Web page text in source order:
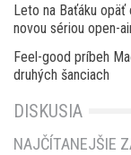
Leto na Baťáku
novou sériou open-
Feel-good príbeh
druhých šanciach
DISKUSIA
NAJČÍTANEJŠIE